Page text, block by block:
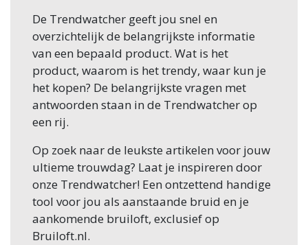
De Trendwatcher geeft jou snel en
overzichtelijk de belangrijkste informatie
van een bepaald product. Wat is het
product, waarom is het trendy, waar kun je
het kopen? De belangrijkste vragen met
antwoorden staan in de Trendwatcher op
een rij.
Op zoek naar de leukste artikelen voor jouw
ultieme trouwdag? Laat je inspireren door
onze Trendwatcher! Een ontzettend handige
tool voor jou als aanstaande bruid en je
aankomende bruiloft, exclusief op
Bruiloft.nl.